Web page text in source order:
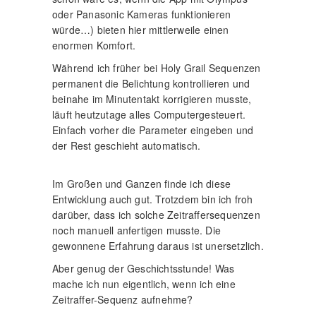
oder Panasonic Kameras funktionieren
würde…) bieten hier mittlerweile einen
enormen Komfort.
Während ich früher bei Holy Grail Sequenzen
permanent die Belichtung kontrollieren und
beinahe im Minutentakt korrigieren musste,
läuft heutzutage alles Computergesteuert.
Einfach vorher die Parameter eingeben und
der Rest geschieht automatisch.
Im Großen und Ganzen finde ich diese
Entwicklung auch gut. Trotzdem bin ich froh
darüber, dass ich solche Zeitraffersequenzen
noch manuell anfertigen musste. Die
gewonnene Erfahrung daraus ist unersetzlich.
Aber genug der Geschichtsstunde! Was
mache ich nun eigentlich, wenn ich eine
Zeitraffer-Sequenz aufnehme?